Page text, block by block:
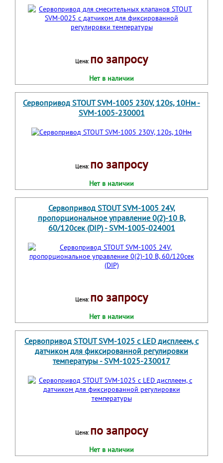
Цена: по запросу
Нет в наличии
Сервопривод STOUT SVM-1005 230V, 120s, 10Нм -
SVM-1005-230001
Цена: по запросу
Нет в наличии
Сервопривод STOUT SVM-1005 24V,
пропорциональное управление 0(2)-10 В,
60/120сек (DIP) - SVM-1005-024001
Цена: по запросу
Нет в наличии
Сервопривод STOUT SVM-1025 с LED дисплеем, с
датчиком для фиксированной регулировки
температуры - SVM-1025-230017
Цена: по запросу
Нет в наличии